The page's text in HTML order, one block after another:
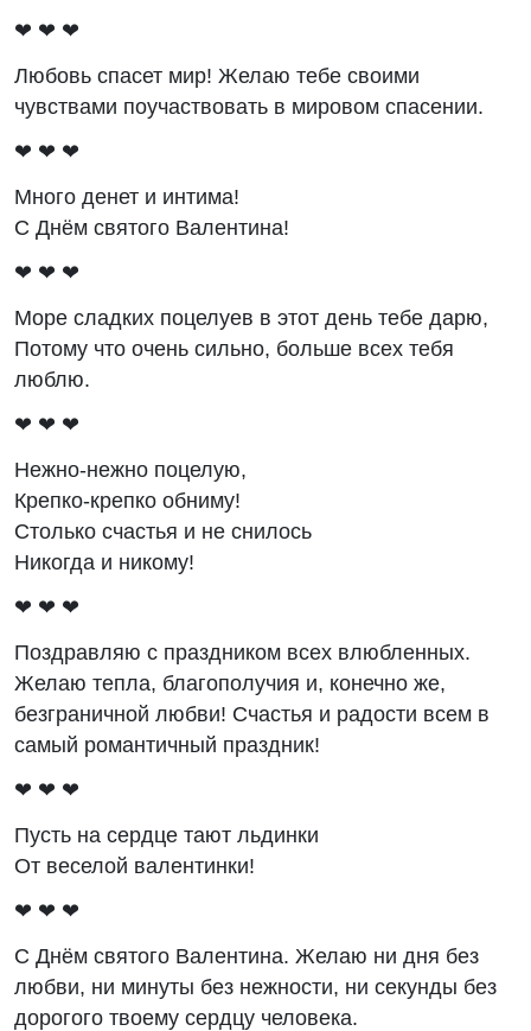
❤ ❤ ❤
Любовь спасет мир! Желаю тебе своими
чувствами поучаствовать в мировом спасении.
❤ ❤ ❤
Много денет и интима!
С Днём святого Валентина!
❤ ❤ ❤
Море сладких поцелуев в этот день тебе дарю,
Потому что очень сильно, больше всех тебя
люблю.
❤ ❤ ❤
Нежно-нежно поцелую,
Крепко-крепко обниму!
Столько счастья и не снилось
Никогда и никому!
❤ ❤ ❤
Поздравляю с праздником всех влюбленных.
Желаю тепла, благополучия и, конечно же,
безграничной любви! Счастья и радости всем в
самый романтичный праздник!
❤ ❤ ❤
Пусть на сердце тают льдинки
От веселой валентинки!
❤ ❤ ❤
С Днём святого Валентина. Желаю ни дня без
любви, ни минуты без нежности, ни секунды без
дорогого твоему сердцу человека.